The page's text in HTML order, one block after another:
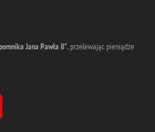
Jana Pawła II", przelewając pieniądze